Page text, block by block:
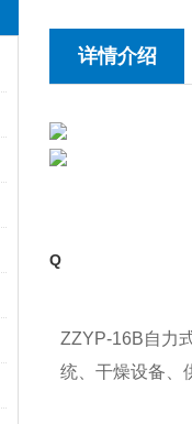
详情介绍
Q
ZZYP-16B自力
统、干燥设备、